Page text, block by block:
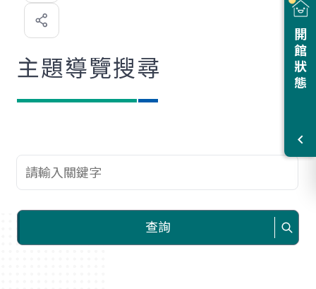
開館狀態
喜
歡
主題導覽搜尋
查詢關鍵字
查詢